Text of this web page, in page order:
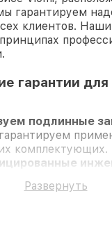
гарантируем
клиентов.
гарантии
подлинные
комплектующих.
качество
Развернуть